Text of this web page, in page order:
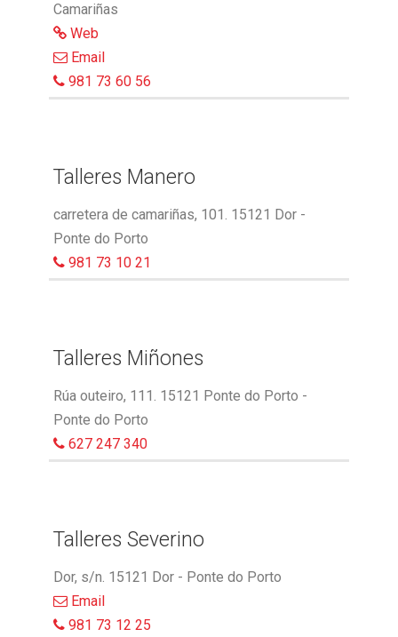
Camariñas
Web
Email
981 73 60 56
Talleres Manero
carretera de camariñas, 101. 15121 Dor -
Ponte do Porto
981 73 10 21
Talleres Miñones
Rúa outeiro, 111. 15121 Ponte do Porto -
Ponte do Porto
627 247 340
Talleres Severino
Dor, s/n. 15121 Dor - Ponte do Porto
Email
981 73 12 25